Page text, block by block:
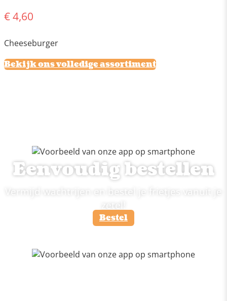
€ 4,60
Cheeseburger
Bekijk ons volledige assortiment
Eenvoudig bestellen
Vermijd wachtrijen en bestel je frietjes vanuit je
zetel!
Bestel